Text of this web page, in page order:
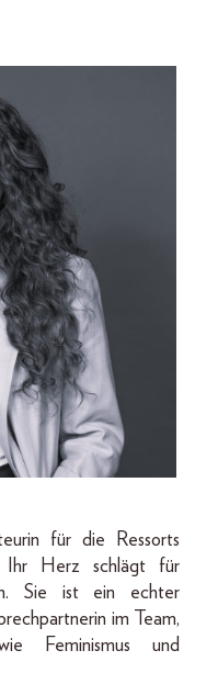
für die Ressorts
Ihr Herz schlägt für
Sie ist ein echter
im Team,
Feminismus und